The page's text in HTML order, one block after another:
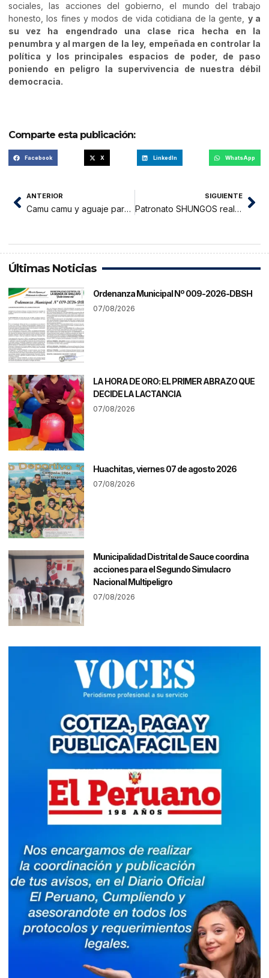
sociales, las acciones del gobierno, el mundo del trabajo
honesto, los fines y modos de vida cotidiana de la gente, y a
su vez ha engendrado una clase rica hecha en la
penumbra y al margen de la ley, empeñada en controlar la
política y los principales espacios de poder, de paso
poniendo en peligro la supervivencia de nuestra débil
democracia.
Comparte esta publicación:
Facebook X LinkedIn WhatsApp
ANTERIOR
Camu camu y aguaje para prevenir Alzheimer
SIGUIENTE
Patronato SHUNGOS realiza festicalle por bicentenario
Últimas Noticias
Ordenanza Municipal Nº 009-2026-DBSH
07/08/2026
LA HORA DE ORO: EL PRIMER ABRAZO QUE
DECIDE LA LACTANCIA
07/08/2026
Huachitas, viernes 07 de agosto 2026
07/08/2026
Municipalidad Distrital de Sauce coordina
acciones para el Segundo Simulacro
Nacional Multipeligro
07/08/2026